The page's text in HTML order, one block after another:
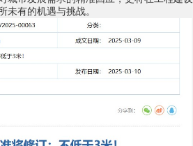
未有的机遇与挑战。